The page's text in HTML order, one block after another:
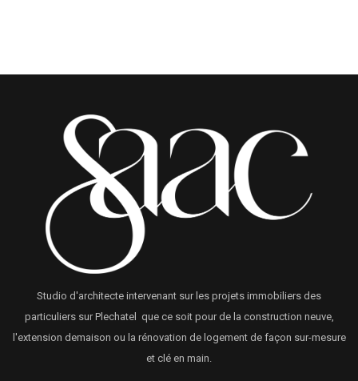
Studio d'architecte intervenant sur les projets immobiliers des
particuliers sur Plechatel que ce soit pour de la construction neuve,
l'extension demaison ou la rénovation de logement de façon sur-mesure
et clé en main.